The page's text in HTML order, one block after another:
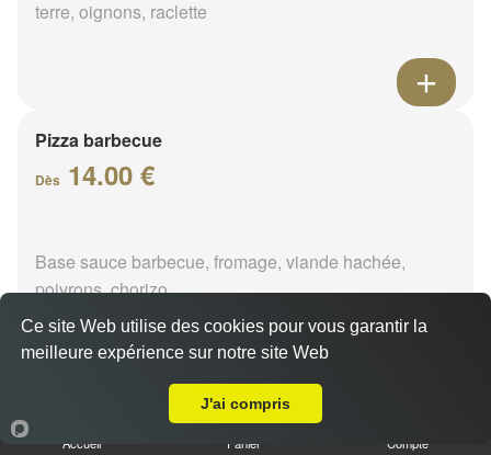
terre, oignons, raclette
Pizza barbecue
Dès 14.00 €
Base sauce barbecue, fromage, viande hachée,
poivrons, chorizo
Accueil Panier Compte
Ce site Web utilise des cookies pour vous garantir la
meilleure expérience sur notre site Web
J'ai compris